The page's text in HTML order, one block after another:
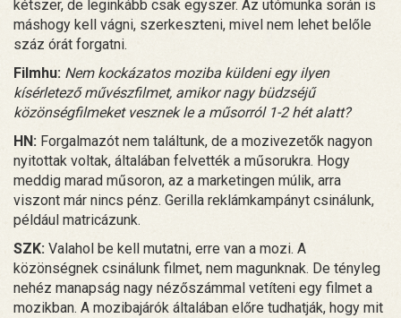
kétszer, de leginkább csak egyszer. Az utómunka során is
máshogy kell vágni, szerkeszteni, mivel nem lehet belőle
száz órát forgatni.
Filmhu: Nem kockázatos moziba küldeni egy ilyen
kísérletező művészfilmet, amikor nagy büdzséjű
közönségfilmeket vesznek le a műsorról 1-2 hét alatt?
HN: Forgalmazót nem találtunk, de a mozivezetők nagyon
nyitottak voltak, általában felvették a műsorukra. Hogy
meddig marad műsoron, az a marketingen múlik, arra
viszont már nincs pénz. Gerilla reklámkampányt csinálunk,
például matricázunk.
SZK: Valahol be kell mutatni, erre van a mozi. A
közönségnek csinálunk filmet, nem magunknak. De tényleg
nehéz manapság nagy nézőszámmal vetíteni egy filmet a
mozikban. A mozibajárók általában előre tudhatják, hogy mit